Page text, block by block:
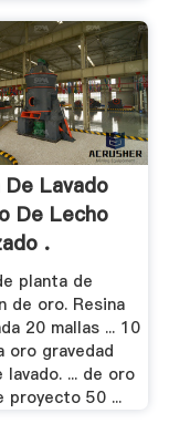
De Lavado
De Lecho
.
planta de
de oro. Resina
20 mallas ... 10
oro gravedad
lavado. ... de oro
proyecto 50 ...